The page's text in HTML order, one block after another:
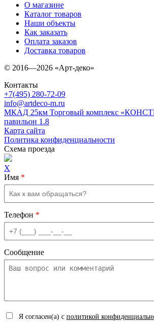
О магазине
Каталог товаров
Наши объекты
Как заказать
Оплата заказов
Доставка товаров
© 2016—2026 «Арт-деко»
Контакты
+7(495) 280-72-09
info@artdeco-m.ru
МКАД 25км Торговый комплекс
павильон 1.8
Карта сайта
Политика конфиденциальности
Схема проезда
X
Имя *
Телефон *
Сообщение
Я согласен(а) с политикой